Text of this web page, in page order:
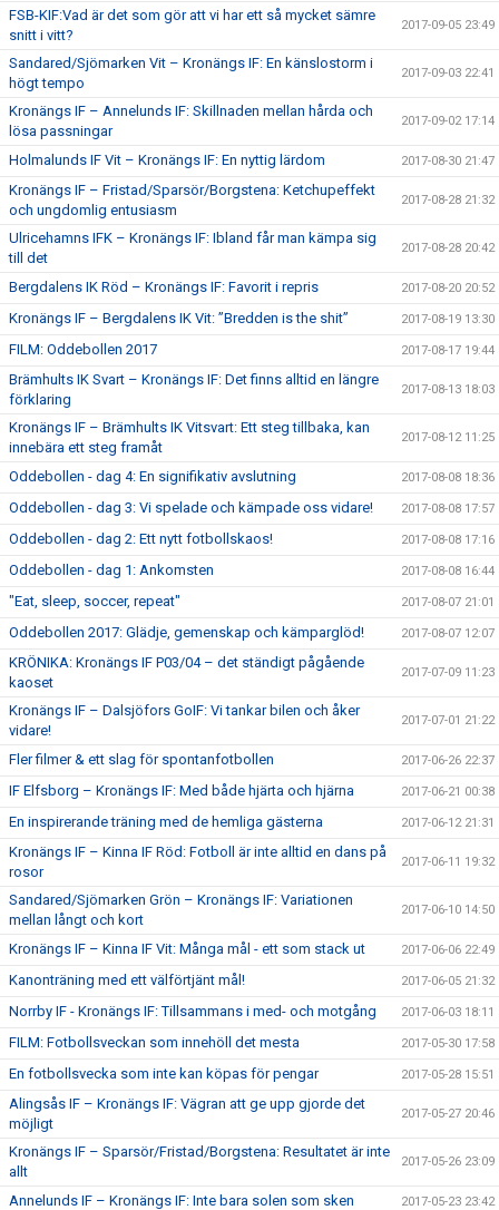
FSB-KIF:Vad är det som gör att vi har ett så mycket sämre
snitt i vitt?
2017-09-05 23:49
Sandared/Sjömarken Vit – Kronängs IF: En känslostorm i
högt tempo
2017-09-03 22:41
Kronängs IF – Annelunds IF: Skillnaden mellan hårda och
lösa passningar
2017-09-02 17:14
Holmalunds IF Vit – Kronängs IF: En nyttig lärdom 2017-08-30 21:47
Kronängs IF – Fristad/Sparsör/Borgstena: Ketchupeffekt
och ungdomlig entusiasm
2017-08-28 21:32
Ulricehamns IFK – Kronängs IF: Ibland får man kämpa sig
till det
2017-08-28 20:42
Bergdalens IK Röd – Kronängs IF: Favorit i repris 2017-08-20 20:52
Kronängs IF – Bergdalens IK Vit: ”Bredden is the shit” 2017-08-19 13:30
FILM: Oddebollen 2017 2017-08-17 19:44
Brämhults IK Svart – Kronängs IF: Det finns alltid en längre
förklaring
2017-08-13 18:03
Kronängs IF – Brämhults IK Vitsvart: Ett steg tillbaka, kan
innebära ett steg framåt
2017-08-12 11:25
Oddebollen - dag 4: En signifikativ avslutning 2017-08-08 18:36
Oddebollen - dag 3: Vi spelade och kämpade oss vidare! 2017-08-08 17:57
Oddebollen - dag 2: Ett nytt fotbollskaos! 2017-08-08 17:16
Oddebollen - dag 1: Ankomsten 2017-08-08 16:44
"Eat, sleep, soccer, repeat" 2017-08-07 21:01
Oddebollen 2017: Glädje, gemenskap och kämparglöd! 2017-08-07 12:07
KRÖNIKA: Kronängs IF P03/04 – det ständigt pågående
kaoset
2017-07-09 11:23
Kronängs IF – Dalsjöfors GoIF: Vi tankar bilen och åker
vidare!
2017-07-01 21:22
Fler filmer & ett slag för spontanfotbollen 2017-06-26 22:37
IF Elfsborg – Kronängs IF: Med både hjärta och hjärna 2017-06-21 00:38
En inspirerande träning med de hemliga gästerna 2017-06-12 21:31
Kronängs IF – Kinna IF Röd: Fotboll är inte alltid en dans på
rosor
2017-06-11 19:32
Sandared/Sjömarken Grön – Kronängs IF: Variationen
mellan långt och kort
2017-06-10 14:50
Kronängs IF – Kinna IF Vit: Många mål - ett som stack ut 2017-06-06 22:49
Kanonträning med ett välförtjänt mål! 2017-06-05 21:32
Norrby IF - Kronängs IF: Tillsammans i med- och motgång 2017-06-03 18:11
FILM: Fotbollsveckan som innehöll det mesta 2017-05-30 17:58
En fotbollsvecka som inte kan köpas för pengar 2017-05-28 15:51
Alingsås IF – Kronängs IF: Vägran att ge upp gjorde det
möjligt
2017-05-27 20:46
Kronängs IF – Sparsör/Fristad/Borgstena: Resultatet är inte
allt
2017-05-26 23:09
Annelunds IF – Kronängs IF: Inte bara solen som sken 2017-05-23 23:42